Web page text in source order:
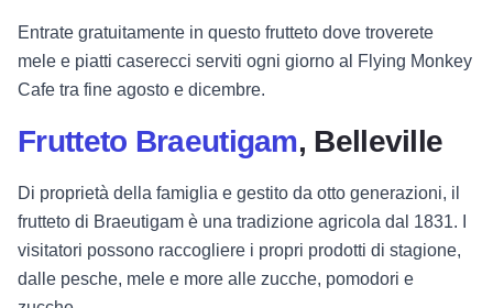
Entrate gratuitamente in questo frutteto dove troverete
mele e piatti caserecci serviti ogni giorno al Flying Monkey
Cafe tra fine agosto e dicembre.
Frutteto Braeutigam, Belleville
Di proprietà della famiglia e gestito da otto generazioni, il
frutteto di Braeutigam è una tradizione agricola dal 1831. I
visitatori possono raccogliere i propri prodotti di stagione,
dalle pesche, mele e more alle zucche, pomodori e